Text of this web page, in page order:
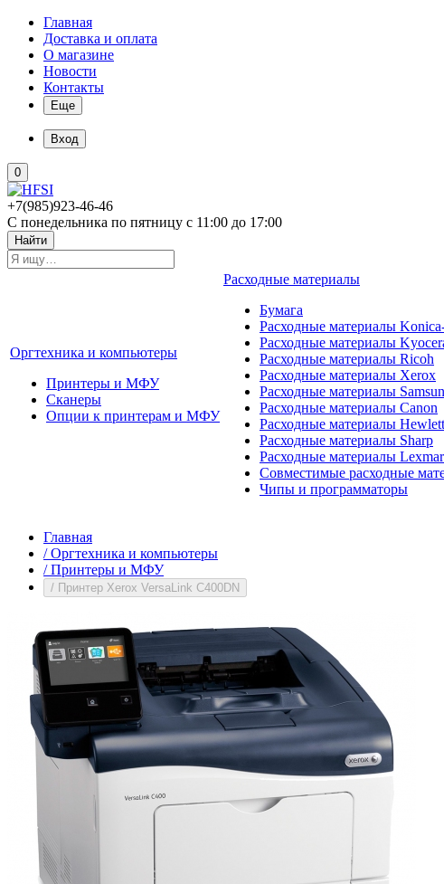
Главная
Доставка и оплата
О магазине
Новости
Контакты
Еще
Вход
0
+7(985)923-46-46
С понедельника по пятницу с 11:00 до 17:00
Найти
Оргтехника и компьютеры
Принтеры и МФУ
Сканеры
Опции к принтерам и МФУ
Расходные материалы
Бумага
Расходные материалы
Расходные материалы
Расходные материалы Ricoh
Расходные материалы Xerox
Расходные материалы
Расходные материалы Canon
Расходные материалы
Расходные материалы Sharp
Расходные материалы
Совместимые расходные
Чипы и программаторы
Главная
/ Оргтехника и компьютеры
/ Принтеры и МФУ
/ Принтер Xerox VersaLink C400DN